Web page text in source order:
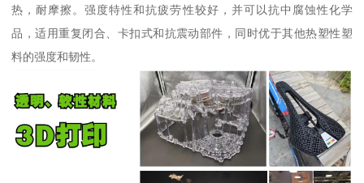
热，耐摩擦。强度特性和抗疲劳性较好，并可以抗中腐蚀性化学
品，适用重复闭合、卡扣式和抗震动部件，同时优于其他热塑性塑
料的强度和韧性。